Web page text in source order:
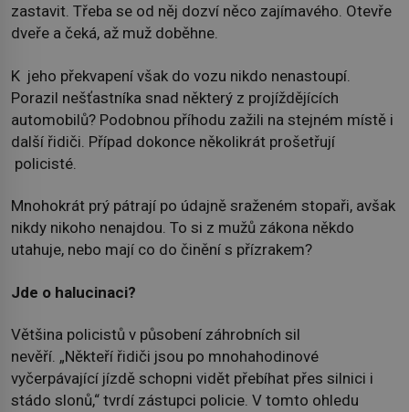
zastavit. Třeba se od něj dozví něco zajímavého. Otevře
dveře a čeká, až muž doběhne.
K jeho překvapení však do vozu nikdo nenastoupí.
Porazil nešťastníka snad některý z projíždějících
automobilů? Podobnou příhodu zažili na stejném místě i
další řidiči. Případ dokonce několikrát prošetřují
policisté.
Mnohokrát prý pátrají po údajně sraženém stopaři, avšak
nikdy nikoho nenajdou. To si z mužů zákona někdo
utahuje, nebo mají co do činění s přízrakem?
Jde o halucinaci?
Většina policistů v působení záhrobních sil
nevěří. „Někteří řidiči jsou po mnohahodinové
vyčerpávající jízdě schopni vidět přebíhat přes silnici i
stádo slonů,“ tvrdí zástupci policie. V tomto ohledu